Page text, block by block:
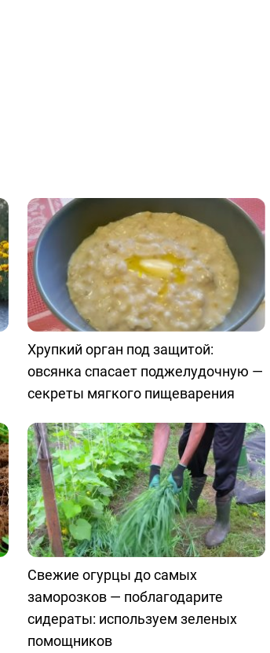
Хрупкий орган под защитой:
овсянка спасает поджелудочную —
секреты мягкого пищеварения
Свежие огурцы до самых
заморозков — поблагодарите
сидераты: используем зеленых
помощников